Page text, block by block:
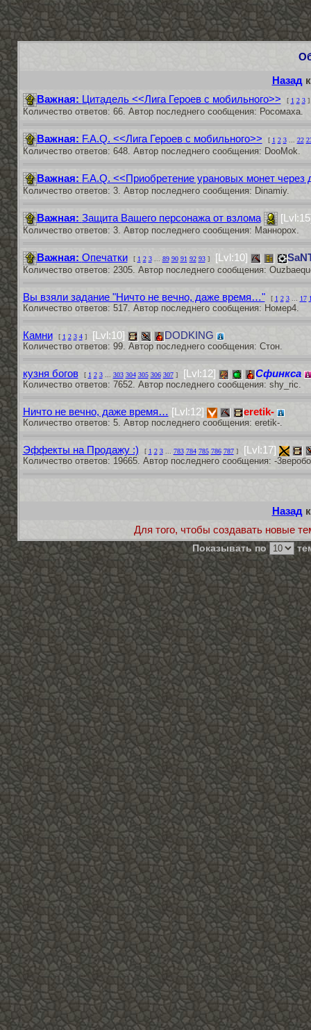
Назад
Важная: Цитадель <<Лига Героев с мобильного>> [ 1 2 3]
Количество ответов: 66. Автор последнего сообщения: Росомаха.
Важная: F.A.Q. <<Лига Героев с мобильного>> [ 1 2 3... 22
Количество ответов: 648. Автор последнего сообщения: DooMok.
Важная: F.A.Q. <<Приобретение урановых монет через
Количество ответов: 3. Автор последнего сообщения: Dinamiy.
Важная: Защита Вашего персонажа от взлома
Количество ответов: 3. Автор последнего сообщения: Маннорох.
Важная: Опечатки [ 1 2 3... 89 90 91 92 93] [Lvl:10]
Количество ответов: 2305. Автор последнего сообщения:
Вы взяли задание "Ничто не вечно, даже время…" [ 1 2 3... 17
Количество ответов: 517. Автор последнего сообщения: Номер4.
Камни [ 1 2 3 4] [Lvl:10] DODKING
Количество ответов: 99. Автор последнего сообщения: Стон.
кузня богов [ 1 2 3... 303 304 305 306 307] [Lvl:12] Сфинкса
Количество ответов: 7652. Автор последнего сообщения: shy_ric.
Ничто не вечно, даже время… [Lvl:12] eretik-
Количество ответов: 5. Автор последнего сообщения: eretik-.
Эффекты на Продажу :) [ 1 2 3... 783 784 785 786 787] [Lvl:17]
Количество ответов: 19665. Автор последнего сообщения: -
Назад
Для того, чтобы создавать новые
Показывать по